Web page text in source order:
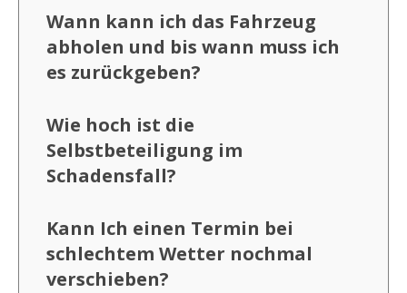
Wann kann ich das Fahrzeug
abholen und bis wann muss ich
es zurückgeben?
Wie hoch ist die
Selbstbeteiligung im
Schadensfall?
Kann Ich einen Termin bei
schlechtem Wetter nochmal
verschieben?